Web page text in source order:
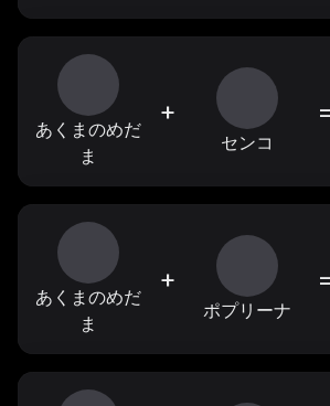
あくまのめだ
ま
+
センコ
あくまのめだ
ま
+
ポプリーナ